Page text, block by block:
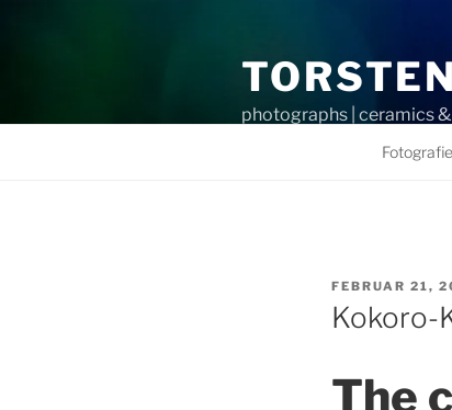
photographs | ceramics
Fotografie
AM
FEBRUAR 21,
Kokoro-
The